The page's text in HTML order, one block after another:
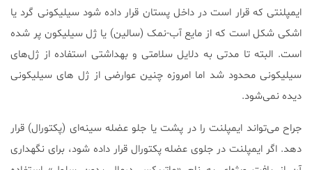
ایمپلنتی که قرار است در داخل پستان قرار داده شود سیلیکونی گرد یا
اشکی شکل است که از مایع آب-نمک (سالین) یا ژل سیلیکون پر شده
است. البته تا مدتی به دلایل سلامتی و بهداشتی استفاده از ژل‌های
سیلیکونی محدود شد اما امروزه چنین عوارضی از ژل های سیلیکونی
دیده نمی‌شود.
جراح می‌تواند ایمپلنت را در پشت یا جلو عضله سینه‌ای (پکتورال) قرار
دهد. اگر ایمپلنت در جلوی عضله پکتورال قرار داده شود، برای نگهداری